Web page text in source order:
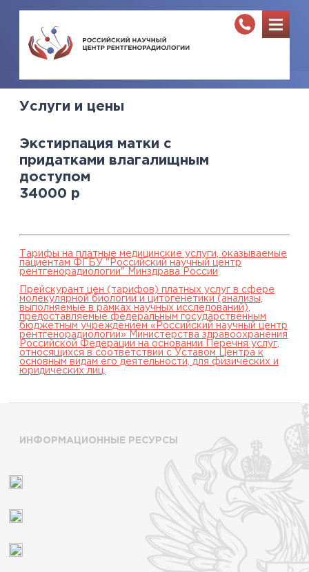
Услуги и цены
Экстирпация матки с
придатками влагалищным
доступом
34000 р
Тарифы на платные медицинские услуги, оказываемые
пациентам ФГБУ "Российский научный центр
рентгенорадиологии" Минздрава России
Прейскурант цен (тарифов) платных услуг в сфере
молекулярной биологии и цитогенетики (анализы,
выполняемые в рамках научных исследований),
предоставляемые федеральным государственным
бюджетным учреждением «Российский научный центр
рентгенорадиологии» Министерства здравоохранения
Российской Федерации на основании Перечня услуг,
относящихся в соответствии с Уставом Центра к
основным видам его деятельности, для физических и
юридических лиц.
ИНФОРМАЦИОННЫЕ РЕСУРСЫ